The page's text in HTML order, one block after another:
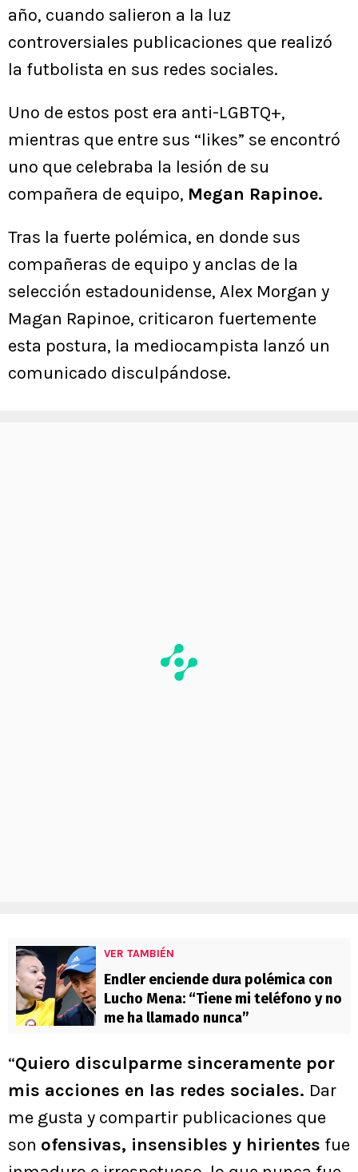
año, cuando salieron a la luz
controversiales publicaciones que realizó
la futbolista en sus redes sociales.
Uno de estos post era anti-LGBTQ+,
mientras que entre sus “likes” se encontró
uno que celebraba la lesión de su
compañera de equipo, Megan Rapinoe.
Tras la fuerte polémica, en donde sus
compañeras de equipo y anclas de la
selección estadounidense, Alex Morgan y
Magan Rapinoe, criticaron fuertemente
esta postura, la mediocampista lanzó un
comunicado disculpándose.
VER TAMBIÉN
Endler enciende dura polémica con
Lucho Mena: “Tiene mi teléfono y no
me ha llamado nunca”
“Quiero disculparme sinceramente por
mis acciones en las redes sociales. Dar
me gusta y compartir publicaciones que
son ofensivas, insensibles y hirientes fue